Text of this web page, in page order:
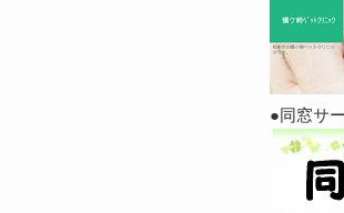
●同窓サ